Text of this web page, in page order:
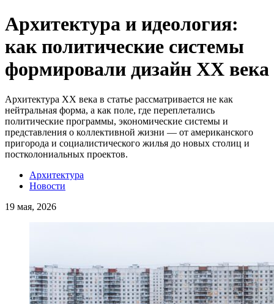
Архитектура и идеология:
как политические системы
формировали дизайн XX века
Архитектура XX века в статье рассматривается не как
нейтральная форма, а как поле, где переплетались
политические программы, экономические системы и
представления о коллективной жизни — от американского
пригорода и социалистического жилья до новых столиц и
постколониальных проектов.
Архитектура
Новости
19 мая, 2026